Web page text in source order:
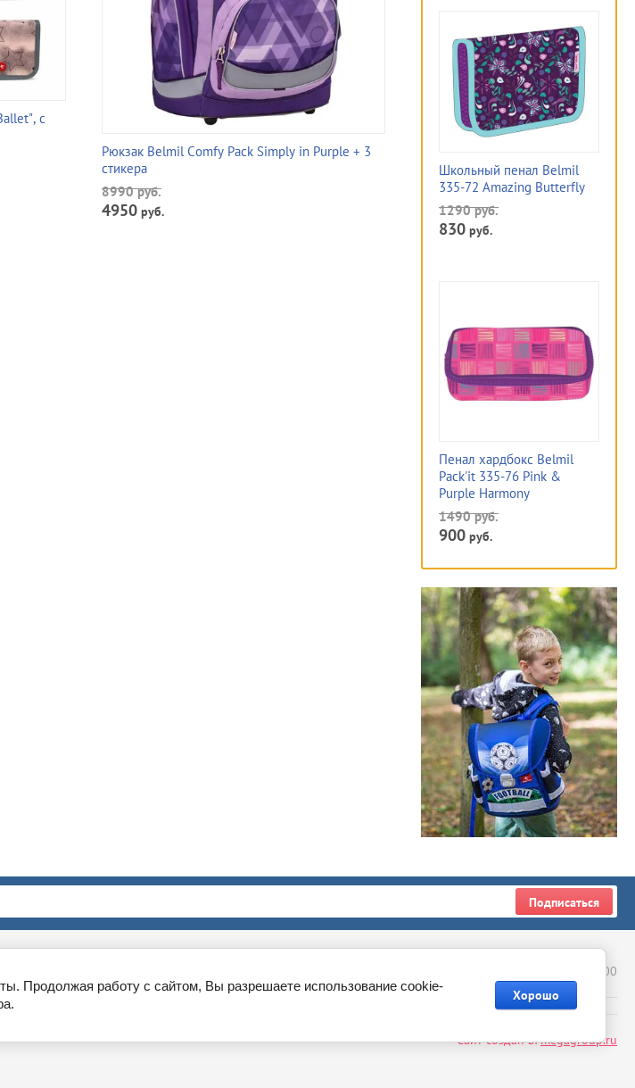
Школьный пенал Belmil
335-72 Amazing Butterfly
1290руб.
830 руб.
Пенал хардбокс Belmil
Pack'it 335-76 Pink &
Purple Harmony
1490руб.
900 руб.
с
Рюкзак Belmil Comfy Pack Simply in Purple + 3
стикера
8990руб.
4950 руб.
14990руб.
12990руб.
Подписаться
+7 (926) 109-44-50
г. Москва, Проспект Андропова, д. 8, ТЦ Мегаполис, 4 этаж, павильон 4-69, с 10:00 до 20:00
Сайт создан в:megagroup.ru
Продолжая работу с сайтом, Вы разрешаете использование cookie-
Хорошо